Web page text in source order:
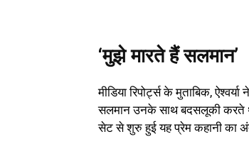
‘मुझे मारते हैं सलमान’
मीडिया रिपोर्ट्स के मुताबिक,
सलमान उनके साथ बदसलूकी करते
सेट से शुरु हुई यह प्रेम कहानी का